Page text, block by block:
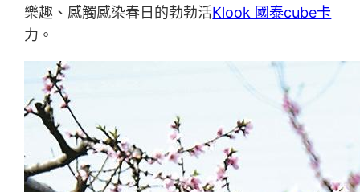
樂趣、感觸感染春日的勃勃活Klook 國泰cube卡
力。